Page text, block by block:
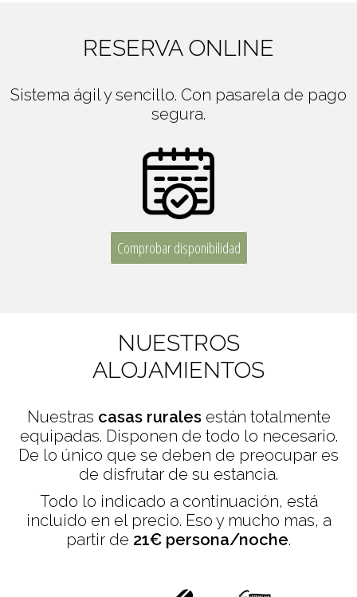
RESERVA ONLINE
Sistema ágil y sencillo. Con pasarela de pago
segura.
Comprobar disponibilidad
NUESTROS
ALOJAMIENTOS
Nuestras casas ruralesestán totalmente
equipadas. Disponen de todo lo necesario.
De lo único que se deben de preocupar es
de disfrutar de su estancia.
Todo lo indicado a continuación, está
incluido en el precio. Eso y mucho mas, a
partir de 21€ persona/noche.